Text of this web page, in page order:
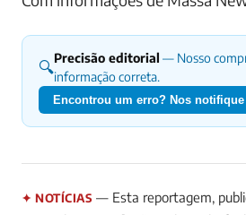
🔍Precisão editorial — Nosso
informação correta.
Encontrou um erro? Nos notifique
✦ NOTÍCIAS — Esta reportagem,